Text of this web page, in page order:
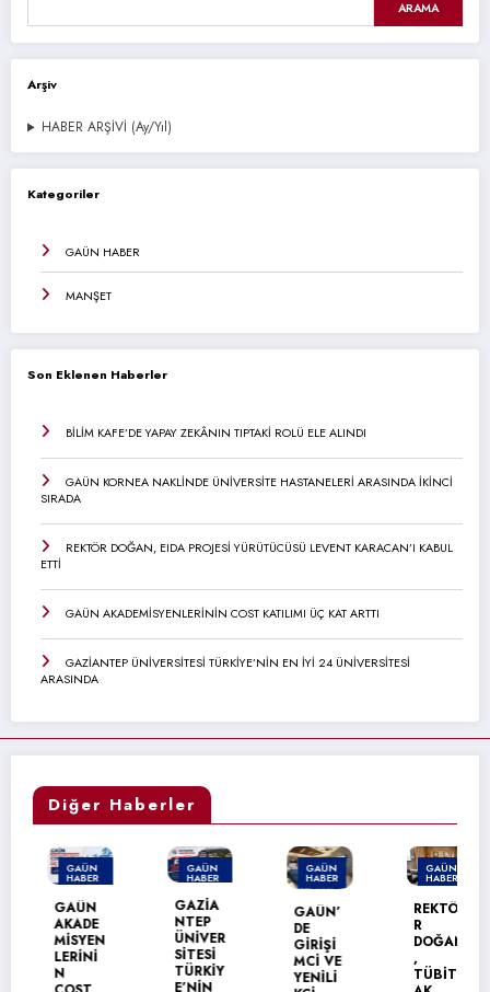
ARAMA
Arşiv
HABER ARŞİVİ (Ay/Yıl)
Kategoriler
GAÜN HABER
MANŞET
Son Eklenen Haberler
BİLİM KAFE’DE YAPAY ZEKÂNIN TIPTAKİ ROLÜ ELE ALINDI
GAÜN KORNEA NAKLİNDE ÜNİVERSİTE HASTANELERİ ARASINDA İKİNCİ
SIRADA
REKTÖR DOĞAN, EIDA PROJESİ YÜRÜTÜCÜSÜ LEVENT KARACAN’I KABUL
ETTİ
GAÜN AKADEMİSYENLERİNİN COST KATILIMI ÜÇ KAT ARTTI
GAZİANTEP ÜNİVERSİTESİ TÜRKİYE’NİN EN İYİ 24 ÜNİVERSİTESİ
ARASINDA
Diğer Haberler
GAÜN
HABER
MANŞET
GAÜN
AKADE
MİSYEN
LERİNİ
GAÜN
HABER
MANŞET
GAZİA
NTEP
ÜNİVER
SİTESİ
TÜRKİY
E’NİN
GAÜN
HABER
GAÜN’
DE
GİRİŞİ
MCİ VE
YENİLİ
GAÜN
HABER
REKTÖ
DOĞAN
TÜBİT